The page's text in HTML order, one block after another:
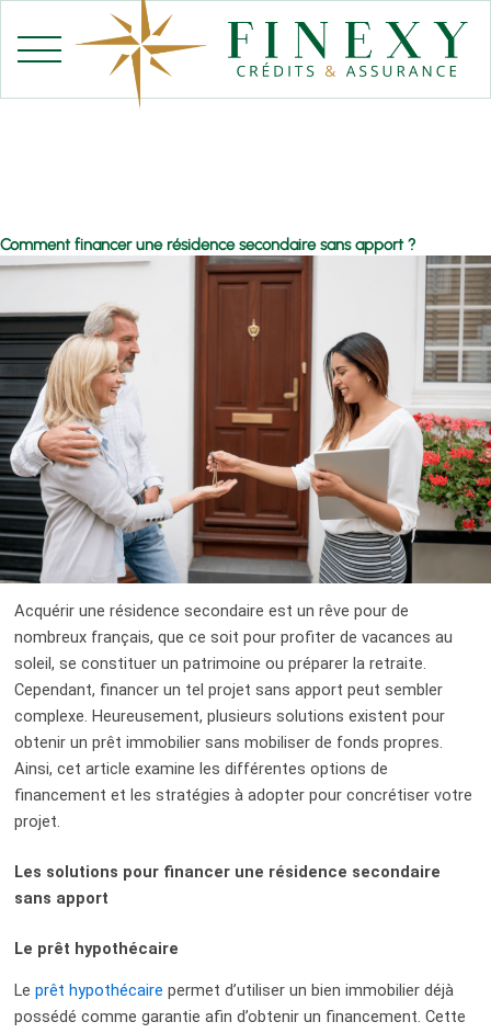
contenu
Comment financer une résidence secondaire sans apport ?
Acquérir une résidence secondaire est un rêve pour de
nombreux français, que ce soit pour profiter de vacances au
soleil, se constituer un patrimoine ou préparer la retraite.
Cependant, financer un tel projet sans apport peut sembler
complexe. Heureusement, plusieurs solutions existent pour
obtenir un prêt immobilier sans mobiliser de fonds propres.
Ainsi, cet article examine les différentes options de
financement et les stratégies à adopter pour concrétiser votre
projet.
Les solutions pour financer une résidence secondaire
sans apport
Le prêt hypothécaire
Leprêt hypothécaire permet d’utiliser un bien immobilier déjà
possédé comme garantie afin d’obtenir un financement. Cette